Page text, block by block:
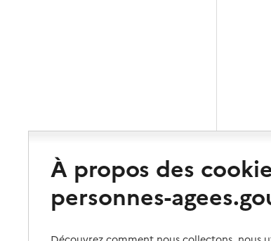
À propos des
personnes-